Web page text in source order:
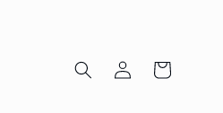
EinloggenWarenkorb